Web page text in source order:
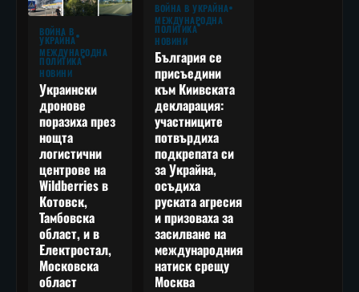
ВОЙНА В
УКРАЙНА
МЕЖДУНАРОДНА
ПОЛИТИКА
НОВИНИ
Украински
дронове
поразиха през
нощта
логистични
центрове на
Wildberries в
Котовск,
Тамбовска
област, и в
Електростал,
Московска
област
ВОЙНА В УКРАЙНА
МЕЖДУНАРОДНА
ПОЛИТИКА
НОВИНИ
България се
присъедини
към Киивската
декларация:
участниците
потвърдиха
подкрепата си
за Украйна,
осъдиха
руската агресия
и призоваха за
засилване на
международния
натиск срещу
Москва